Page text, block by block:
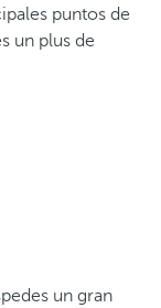
puntos de
un plus de
un gran